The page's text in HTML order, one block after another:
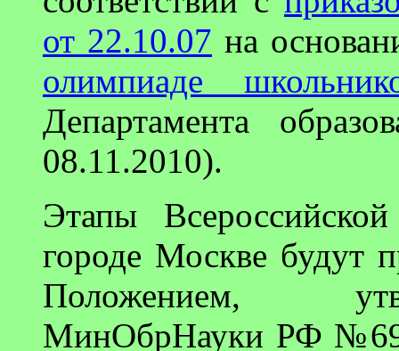
от 22.10.07 на
олимпиаде
Департамента
08.11.2010).
Этапы
городе Москве будут
Положением,
МинОбрНауки РФ